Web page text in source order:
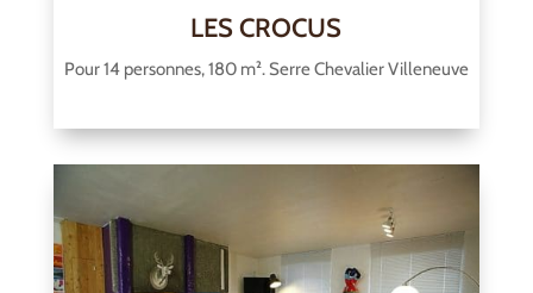
LES CROCUS
Pour 14 personnes, 180 m². Serre Chevalier Villeneuve